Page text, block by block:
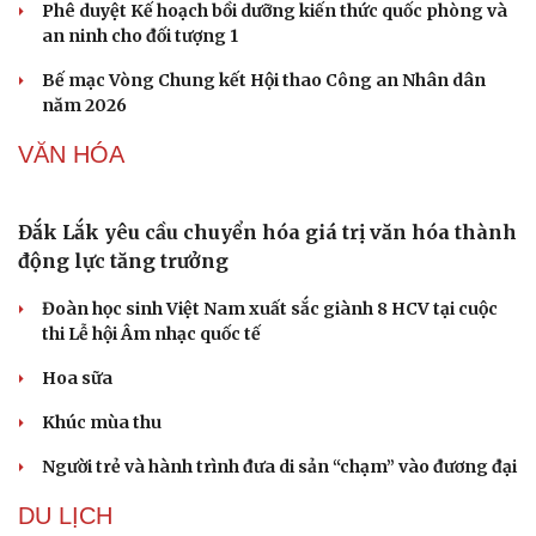
Quảng Ninh chấm dứt hoạt động các cơ sở giết mổ nhỏ lẻ
trước ngày 31/10/2026
Giá vàng hôm nay 7/8: Vàng trong nước có giá 139,2-
142,2 triệu đồng/lượng
Giá cà phê hôm nay 7/8: Giá cà phê đồng loạt tăng trên
QUÂN SỰ - QUỐC PHÒNG
Mỹ duy trì sức mạnh tiêm kích F-22 tại Trung
Đông bằng “mạch máu” KC-135
Khủng hoảng tên lửa Patriot đẩy NATO vào thế lưỡng
nan chiến lược
Mỹ bác thông tin thiếu hụt đạn dược sau nhiều tháng
giao tranh với Iran
Phê duyệt Kế hoạch bồi dưỡng kiến thức quốc phòng và